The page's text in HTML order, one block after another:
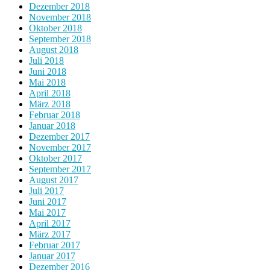
Dezember 2018
November 2018
Oktober 2018
September 2018
August 2018
Juli 2018
Juni 2018
Mai 2018
April 2018
März 2018
Februar 2018
Januar 2018
Dezember 2017
November 2017
Oktober 2017
September 2017
August 2017
Juli 2017
Juni 2017
Mai 2017
April 2017
März 2017
Februar 2017
Januar 2017
Dezember 2016